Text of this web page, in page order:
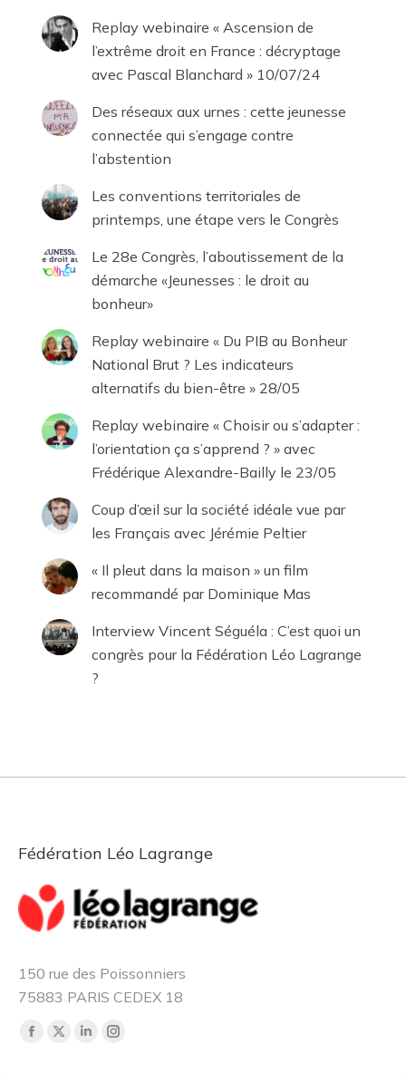
Replay webinaire « Ascension de
l’extrême droit en France : décryptage
avec Pascal Blanchard » 10/07/24
Des réseaux aux urnes : cette jeunesse
connectée qui s’engage contre
l’abstention
Les conventions territoriales de
printemps, une étape vers le Congrès
Le 28e Congrès, l’aboutissement de la
démarche «Jeunesses : le droit au
bonheur»
Replay webinaire « Du PIB au Bonheur
National Brut ? Les indicateurs
alternatifs du bien-être » 28/05
Replay webinaire « Choisir ou s’adapter :
l’orientation ça s’apprend ? » avec
Frédérique Alexandre-Bailly le 23/05
Coup d’œil sur la société idéale vue par
les Français avec Jérémie Peltier
« Il pleut dans la maison » un film
recommandé par Dominique Mas
Interview Vincent Séguéla : C’est quoi un
congrès pour la Fédération Léo Lagrange
?
Fédération Léo Lagrange
150 rue des Poissonniers
75883 PARIS CEDEX 18
Retrouvez-nous sur :
La
La
La
La